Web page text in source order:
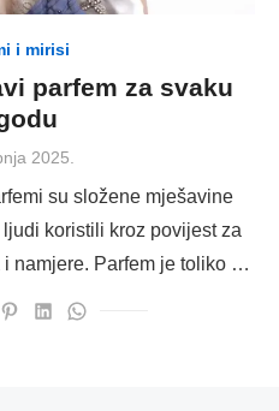
i mirisi
parfem za svaku
2025.
su složene mješavine
koristili kroz povijest za
namjere. Parfem je toliko …